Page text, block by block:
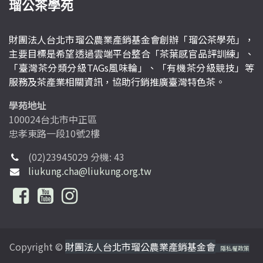
瑠公茶學苑
財團法人台北市瑠公農業產銷基金會創辦「瑠公茶學苑」，
主要目標是希望透過雲端平台整合「茶葉感官品評訓練」、
「臺灣茶分類分級TAGs風味輪」、「有機茶分級競技」等
服務及茶產業相關資訊，協助行銷推廣臺灣特色茶。
學苑地址
100024台北市中正區
忠孝東路一段10號2樓
(02)23945029 分機: 43
liukung.cha@liukung.org.tw
Copyright © 財團法人台北市瑠公農業產銷基金會 隱私權政策